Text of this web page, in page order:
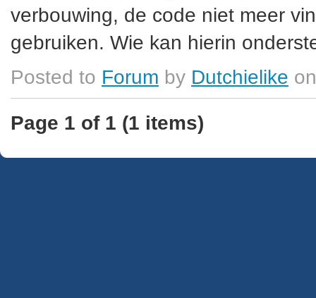
verbouwing, de code niet meer
gebruiken. Wie kan hierin
Posted to Forum by Dutchielike
Page 1 of 1 (1 items)